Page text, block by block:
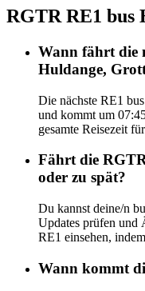
RGTR RE1 bus
Wann fährt die
Huldange,
Die nächste RE1
und kommt um
gesamte Reisezeit
Fährt die
oder zu spät?
Du kannst deine/n
Updates prüfen und
RE1 einsehen,
Wann kommt